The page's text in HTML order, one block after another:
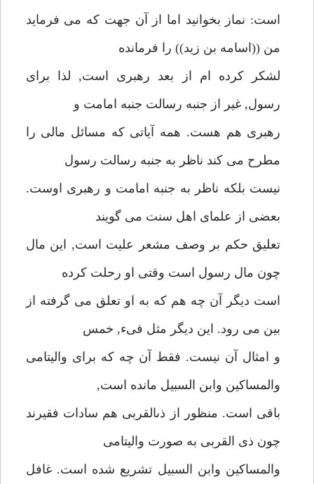
است: نماز بخوانيد اما از آن جهت كه مى فرمايد
من ((اسامه بن زيد)) را فرمانده
لشكر كرده ام از بعد رهبرى است, لذا براى
رسول, غير از جنبه رسالت جنبه امامت و
رهبرى هم هست. همه آياتى كه مسائل مالى را
مطرح مى كند ناظر به جنبه رسالت رسول
نيست بلكه ناظر به جنبه امامت و رهبرى اوست.
بعضى از علماى اهل سنت مى گويند
تعليق حكم بر وصف مشعر عليت است, اين مال
چون مال رسول است وقتى او رحلت كرده
است ديگر آن چه هم كه به او تعلق مى گرفته از
بين مى رود. اين ديگر مثل فىء, خمس
و امثال آن نيست. فقط آن چه كه براى واليتامى
والمساكين وابن السبيل مانده است,
باقى است. منظور از ذىالقربى هم سادات فقيرند
چون ذى القربى به صورت واليتامى
والمساكين وابن السبيل تشريع شده است. غافل